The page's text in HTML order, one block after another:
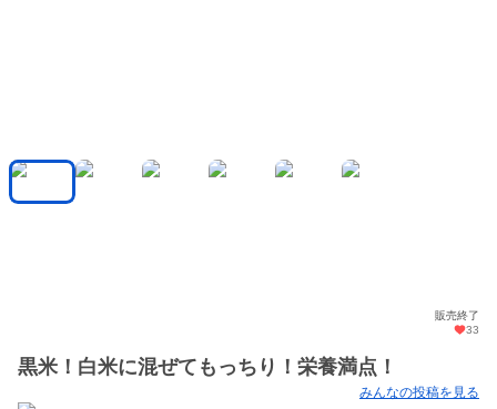
販売終了
33
黒米！白米に混ぜてもっちり！栄養満点！
みんなの投稿を見る